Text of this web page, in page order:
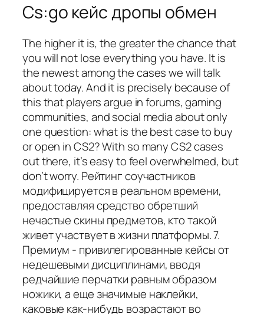
Cs:go кейс дропы обмен
The higher it is, the greater the chance that
you will not lose everything you have. It is
the newest among the cases we will talk
about today. And it is precisely because of
this that players argue in forums, gaming
communities, and social media about only
one question: what is the best case to buy
or open in CS2? With so many CS2 cases
out there, it’s easy to feel overwhelmed, but
don’t worry. Рейтинг соучастников
модифицируется в реальном времени,
предоставляя средство обретший
нечастые скины предметов, кто такой
живет участвует в жизни платформы. 7.
Премиум - привилегированные кейсы от
недешевыми дисциплинами, вводя
редчайшие перчатки равным образом
ножики, а еще значимые наклейки,
каковые как-нибудь возрастают во